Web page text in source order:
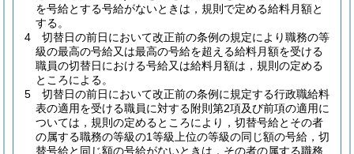
を号給とする号給がないときは，規則で定める給料月額と
する。
4
切替日の前日において改正前の条例の規定により職務の等
級の最高の号給又は最高の号給を超える給料月額を受ける
職員の切替日における号給又は給料月額は，規則の定める
ところによる。
5
切替日の前日において改正前の条例に規定する行政職給料
表の適用を受ける職員に対する附則第2項及び前項の適用に
ついては，規則の定めるところにより，切替号給とその者
の属する職務の等級の1等級上位の等級の同じ額の号給，切
替号給と同じ額の号給がないときは，その者の属する職務